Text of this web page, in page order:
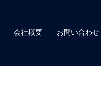
会社概要 お問い合わせ